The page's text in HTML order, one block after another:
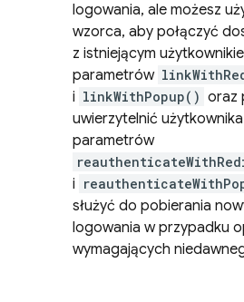
logowania, ale możesz
wzorca, aby połączyć
z istniejącym
parametrów
i linkWithPopup() oraz
uwierzytelnić
parametrów
i
służyć do pobierania
logowania w przypadku
wymagających